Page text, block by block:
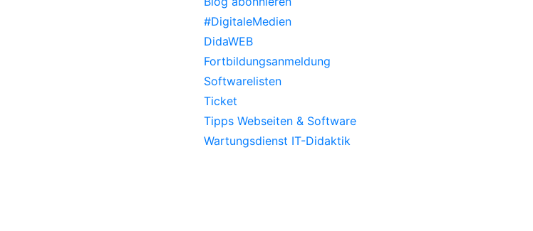
#DigitaleMedien
DidaWEB
Fortbildungsanmeldung
Softwarelisten
Ticket
Tipps Webseiten & Software
Wartungsdienst IT-Didaktik